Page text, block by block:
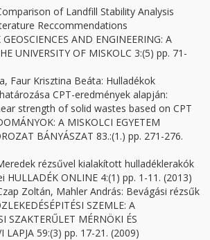
of Landfill Stability Analysis
Reccommendations
AND ENGINEERING: A
UNIVERSITY OF MISKOLC 3:(5) pp. 71-
Faur Krisztina Beáta: Hulladékok
CPT-eredmények alapján:
strength of solid wastes based on CPT
A MISKOLCI EGYETEM
BÁNYÁSZAT 83.:(1.) pp. 271-276.
rézsűvel kialakított hulladéklerakók
HULLADÉK ONLINE 4:(1) pp. 1-11. (2013)
Zoltán, Mahler András: Bevágási rézsűk
SZEMLE: A
SZAKTERŰLET MÉRNÖKI ÉS
LAPJA 59:(3) pp. 17-21. (2009)